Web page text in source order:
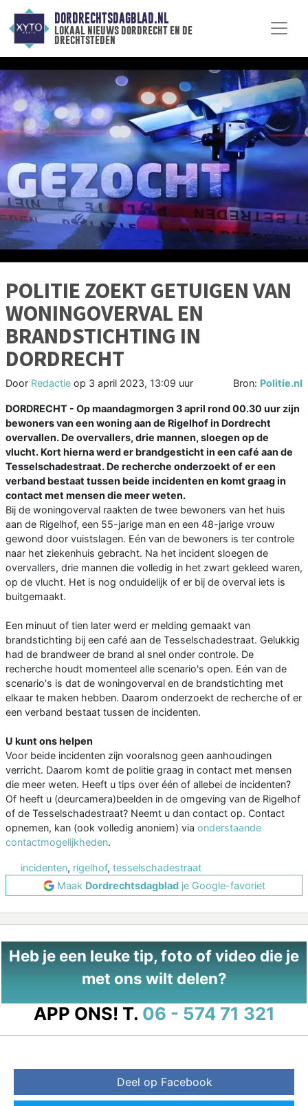
DORDRECHTSDAGBLAD.NL
lokaal nieuws dordrecht en de
drechtsteden
POLITIE ZOEKT GETUIGEN VAN
WONINGOVERVAL EN
BRANDSTICHTING IN
DORDRECHT
Door Redactie op 3 april 2023, 13:09 uur Bron: Politie.nl
DORDRECHT - Op maandagmorgen 3 april rond 00.30 uur zijn
bewoners van een woning aan de Rigelhof in Dordrecht
overvallen. De overvallers, drie mannen, sloegen op de
vlucht. Kort hierna werd er brandgesticht in een café aan de
Tesselschadestraat. De recherche onderzoekt of er een
verband bestaat tussen beide incidenten en komt graag in
contact met mensen die meer weten.
Bij de woningoverval raakten de twee bewoners van het huis
aan de Rigelhof, een 55-jarige man en een 48-jarige vrouw
gewond door vuistslagen. Eén van de bewoners is ter controle
naar het ziekenhuis gebracht. Na het incident sloegen de
overvallers, drie mannen die volledig in het zwart gekleed waren,
op de vlucht. Het is nog onduidelijk of er bij de overval iets is
buitgemaakt.
Een minuut of tien later werd er melding gemaakt van
brandstichting bij een café aan de Tesselschadestraat. Gelukkig
had de brandweer de brand al snel onder controle. De
recherche houdt momenteel alle scenario's open. Eén van de
scenario's is dat de woningoverval en de brandstichting met
elkaar te maken hebben. Daarom onderzoekt de recherche of er
een verband bestaat tussen de incidenten.
U kunt ons helpen
Voor beide incidenten zijn vooralsnog geen aanhoudingen
verricht. Daarom komt de politie graag in contact met mensen
die meer weten. Heeft u tips over één of allebei de incidenten?
Of heeft u (deurcamera)beelden in de omgeving van de Rigelhof
of de Tesselschadestraat? Neemt u dan contact op. Contact
opnemen, kan (ook volledig anoniem) via onderstaande
contactmogelijkheden.
incidenten, rigelhof, tesselschadestraat
Maak Dordrechtsdagbladje Google-favoriet
Heb je een leuke tip, foto of video die je
met ons wilt delen?
APP ONS! T. 06 - 574 71 321
Deel op Facebook